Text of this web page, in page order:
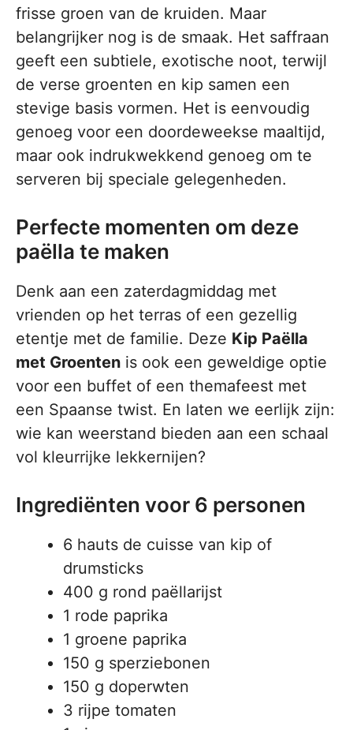
frisse groen van de kruiden. Maar
belangrijker nog is de smaak. Het saffraan
geeft een subtiele, exotische noot, terwijl
de verse groenten en kip samen een
stevige basis vormen. Het is eenvoudig
genoeg voor een doordeweekse maaltijd,
maar ook indrukwekkend genoeg om te
serveren bij speciale gelegenheden.
Perfecte momenten om deze
paëlla te maken
Denk aan een zaterdagmiddag met
vrienden op het terras of een gezellig
etentje met de familie. Deze Kip Paëlla
met Groenten is ook een geweldige optie
voor een buffet of een themafeest met
een Spaanse twist. En laten we eerlijk zijn:
wie kan weerstand bieden aan een schaal
vol kleurrijke lekkernijen?
Ingrediënten voor 6 personen
6 hauts de cuisse van kip of
drumsticks
400 g rond paëllarijst
1 rode paprika
1 groene paprika
150 g sperziebonen
150 g doperwten
3 rijpe tomaten